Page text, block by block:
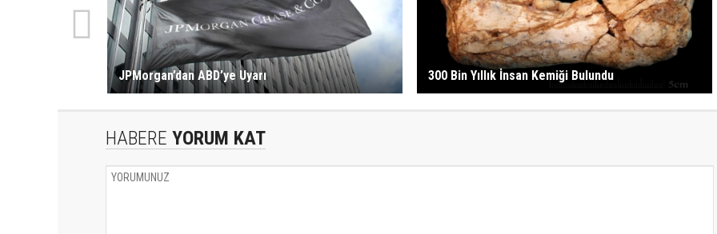
JPMorgan’dan ABD’ye Uyarı 300 Bin Yıllık İnsan Kemiği Bulundu
HABERE YORUM KAT